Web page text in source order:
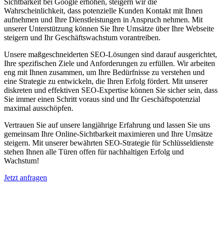
Wahrscheinlichkeit, dass potenzielle Kunden Kontakt mit Ihnen
aufnehmen und Ihre Dienstleistungen in Anspruch nehmen. Mit
unserer Unterstützung können Sie Ihre Umsätze über Ihre Webseite
steigern und Ihr Geschäftswachstum vorantreiben.
Unsere maßgeschneiderten SEO-Lösungen sind darauf ausgerichtet,
Ihre spezifischen Ziele und Anforderungen zu erfüllen. Wir arbeiten
eng mit Ihnen zusammen, um Ihre Bedürfnisse zu verstehen und
eine Strategie zu entwickeln, die Ihren Erfolg fördert. Mit unserer
diskreten und effektiven SEO-Expertise können Sie sicher sein, dass
Sie immer einen Schritt voraus sind und Ihr Geschäftspotenzial
maximal ausschöpfen.
Vertrauen Sie auf unsere langjährige Erfahrung und lassen Sie uns
gemeinsam Ihre Online-Sichtbarkeit maximieren und Ihre Umsätze
steigern. Mit unserer bewährten SEO-Strategie für Schlüsseldienste
stehen Ihnen alle Türen offen für nachhaltigen Erfolg und
Wachstum!
Jetzt anfragen